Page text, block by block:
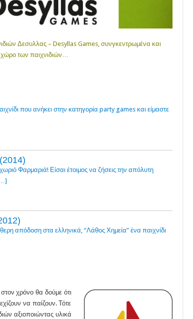
Δεσυλλας – Desyllas Games, συνγκεντρωμένα και
χώρο των παιχνιδιών…
που ανήκει στην κατηγορία party games και είμαστε
Φαρμαριά! Είσαι έτοιμος να ζήσεις την απόλυτη
απόδοση στα ελληνικά, “Λάθος Χημεία” ένα παιχνίδι
χρόνο θα δούμε ότι
να παίζουν. Τότε
αξιοποιώντας υλικά